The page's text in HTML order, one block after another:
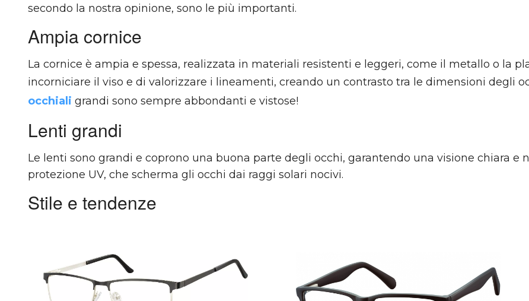
secondo la nostra opinione, sono le più importanti.
Ampia cornice
La cornice è ampia e spessa, realizzata in materiali resistenti e leggeri, come il metallo o la
incorniciare il viso e di valorizzare i lineamenti, creando un contrasto tra le dimensioni degli
occhiali grandi sono sempre abbondanti e vistose!
Lenti grandi
Le lenti sono grandi e coprono una buona parte degli occhi, garantendo una visione chiara e
protezione UV, che scherma gli occhi dai raggi solari nocivi.
Stile e tendenze